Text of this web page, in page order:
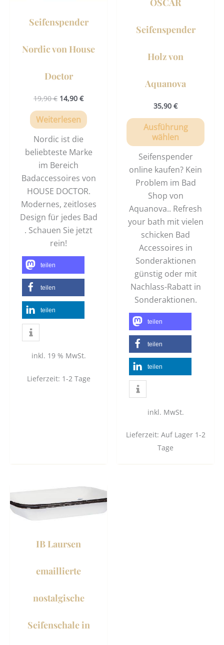
Seifenspender
Nordic von House
Doctor
19,90€ 14,90 €
Weiterlesen
Nordic ist die
beliebteste Marke
im Bereich
Badaccessoires von
HOUSE DOCTOR.
Modernes, zeitloses
Design für jedes Bad
. Schauen Sie jetzt
rein!
teilen
teilen
teilen
inkl. 19 % MwSt.
Lieferzeit: 1-2 Tage
Seifenspender
Holz von
Aquanova
35,90 €
Ausführung
wählen
Seifenspender
online kaufen? Kein
Problem im Bad
Shop von
Aquanova.. Refresh
your bath mit vielen
schicken Bad
Accessoires in
Sonderaktionen
günstig oder mit
Nachlass-Rabatt in
Sonderaktionen.
teilen
teilen
teilen
inkl. MwSt.
Lieferzeit: Auf Lager 1-2
Tage
IB Laursen
emaillierte
nostalgische
Seifenschale in
Dieses
Produkt
weist